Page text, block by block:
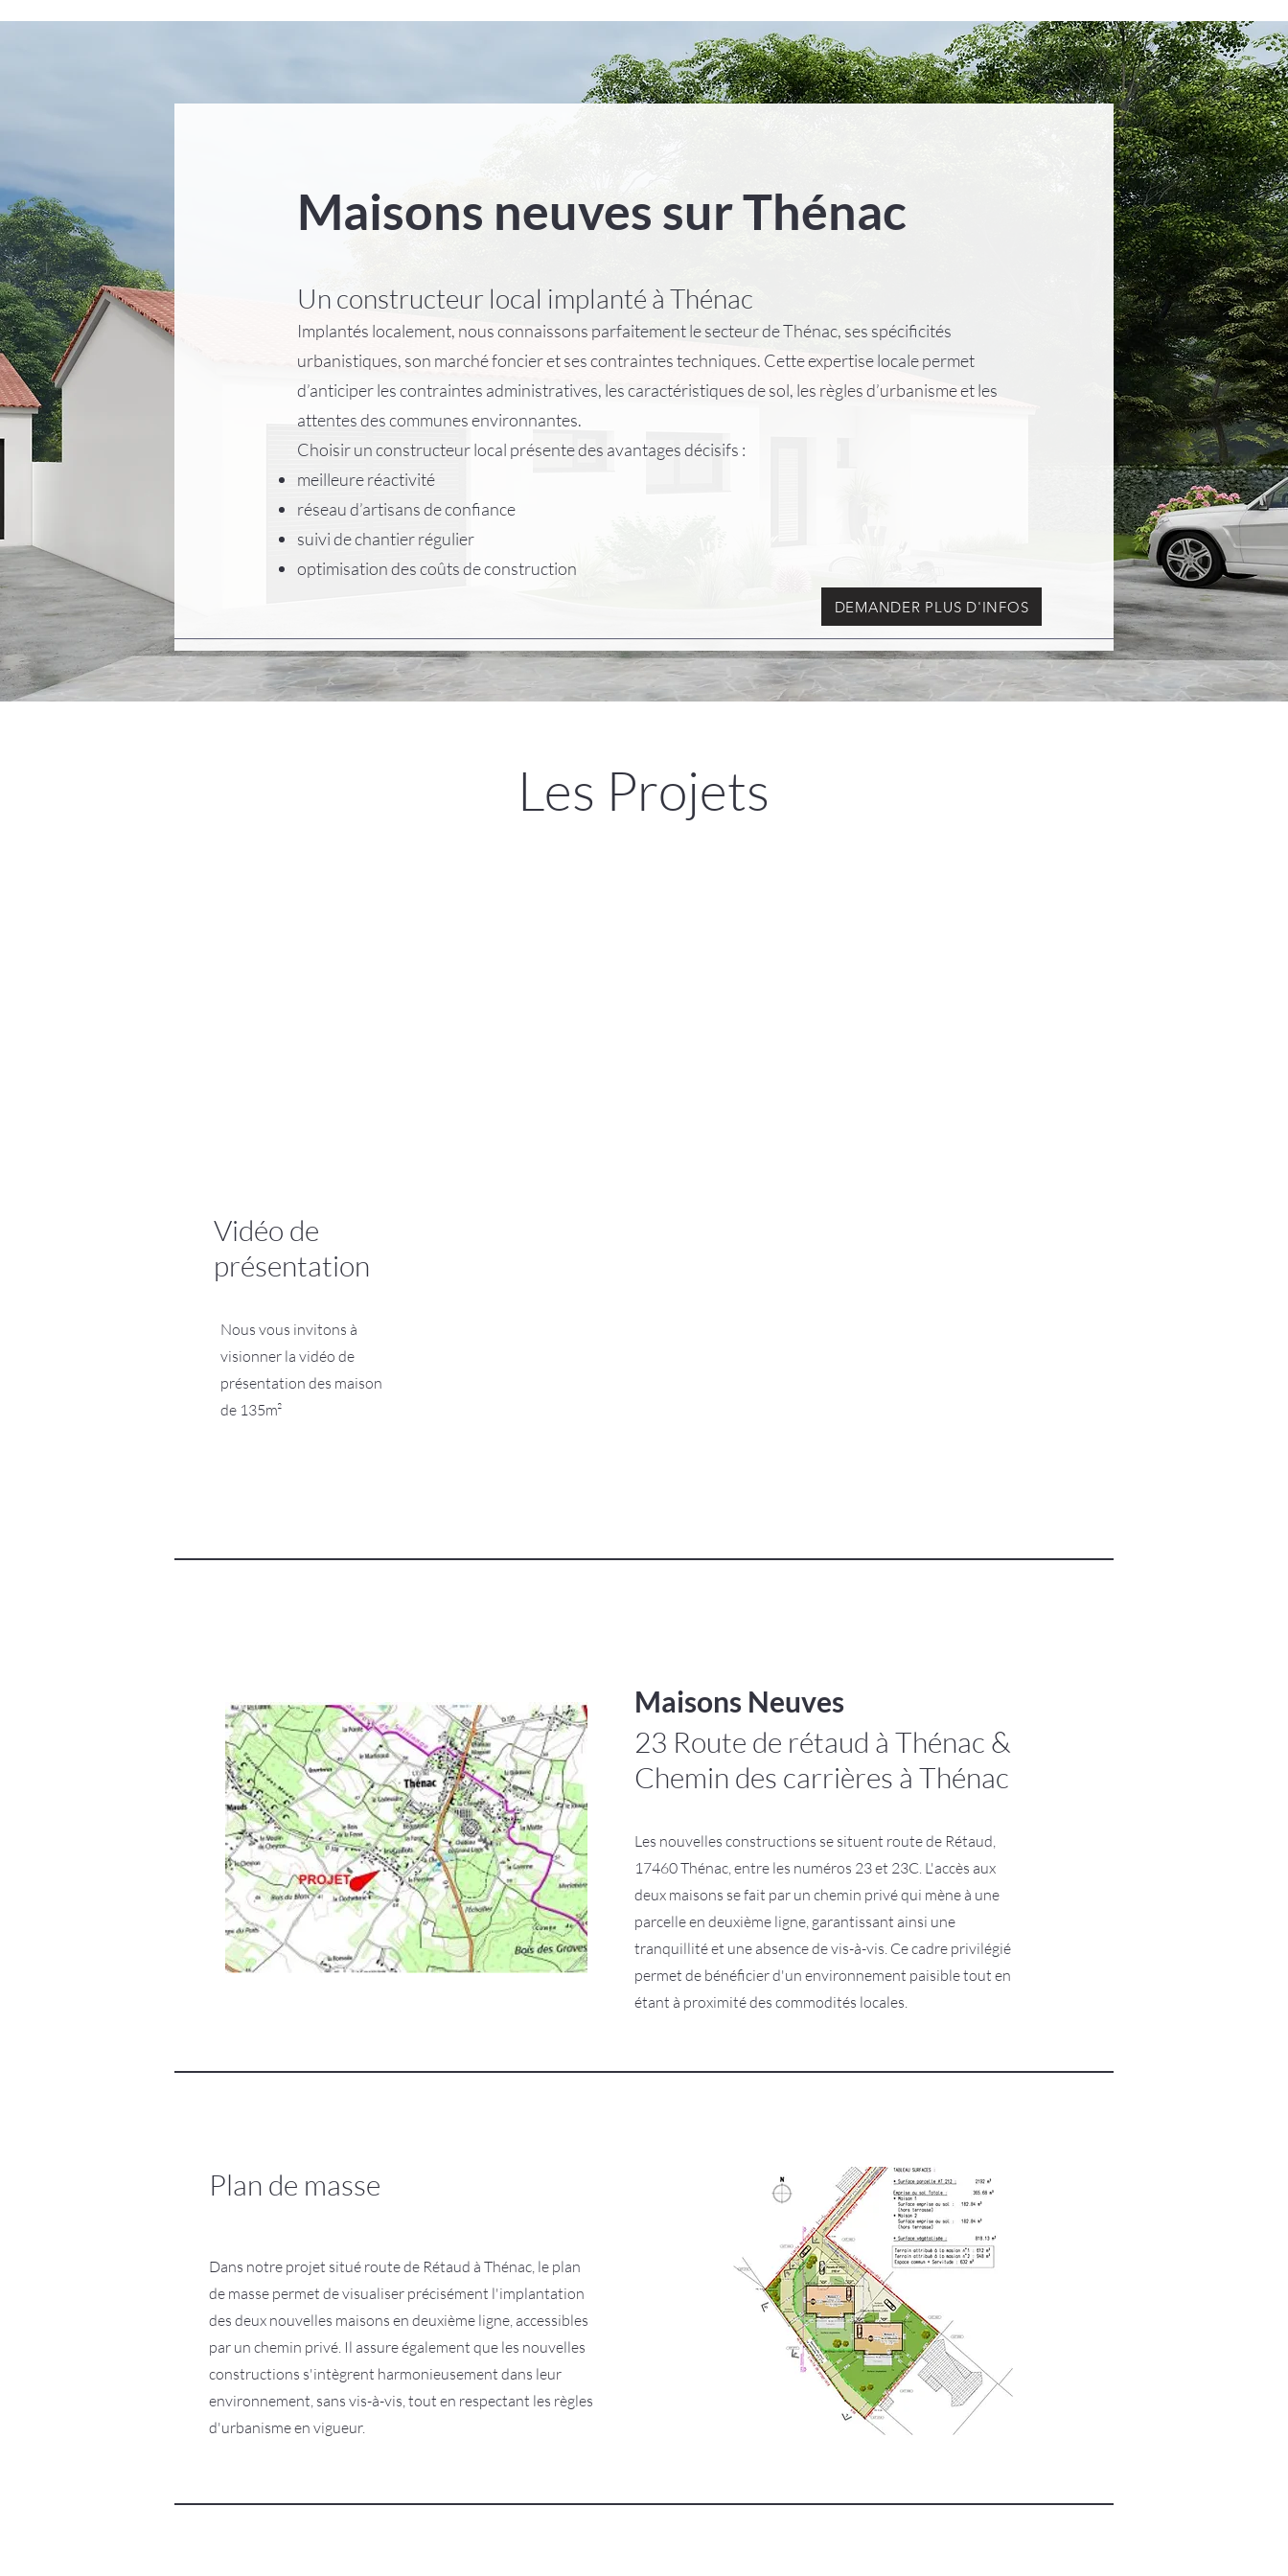
Maisons neuves sur Thénac
Un constructeur local implanté à Thénac
Implantés localement, nous connaissons parfaitement le secteur de Thénac, ses spécificités
urbanistiques, son marché foncier et ses contraintes techniques. Cette expertise locale permet
d’anticiper les contraintes administratives, les caractéristiques de sol, les règles d’urbanisme et les
attentes des communes environnantes.
Choisir un constructeur local présente des avantages décisifs :
meilleure réactivité
réseau d’artisans de confiance
suivi de chantier régulier
optimisation des coûts de construction
DEMANDER PLUS D'INFOS
Les Projets
Vidéo de
présentation
Nous vous invitons à
visionner la vidéo de
présentation des maison
de 135m²
Maisons Neuves
23 Route de rétaud à Thénac &
Chemin des carrières à Thénac
Les nouvelles constructions se situent route de Rétaud,
17460 Thénac, entre les numéros 23 et 23C. L'accès aux
deux maisons se fait par un chemin privé qui mène à une
parcelle en deuxième ligne, garantissant ainsi une
tranquillité et une absence de vis-à-vis. Ce cadre privilégié
permet de bénéficier d'un environnement paisible tout en
étant à proximité des commodités locales.
Plan de masse
Dans notre projet situé route de Rétaud à Thénac, le plan
de masse permet de visualiser précisément l'implantation
des deux nouvelles maisons en deuxième ligne, accessibles
par un chemin privé. Il assure également que les nouvelles
constructions s'intègrent harmonieusement dans leur
environnement, sans vis-à-vis, tout en respectant les règles
d'urbanisme en vigueur.